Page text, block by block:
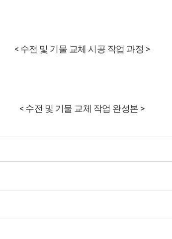
< 수전 및 기물 교체 시공 작업 과정 >
< 수전 및 기물 교체 작업 완성본 >